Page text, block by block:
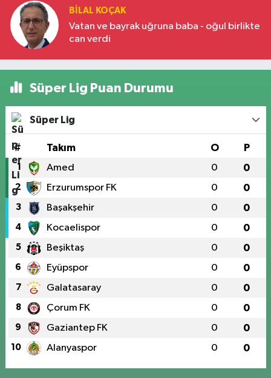
BILAL KOÇAK
Vatan ve bayrak uğruna baba - oğul birlikte
can verdi
Süper Lig Puan Durumu
Süper Lig
# Takım O P
1 Amed 0 0
2 Erzurumspor FK 0 0
3 Başakşehir 0 0
4 Kocaelispor 0 0
5 Beşiktaş 0 0
6 Eyüpspor 0 0
7 Galatasaray 0 0
8 Çorum FK 0 0
9 Gaziantep FK 0 0
10 Alanyaspor 0 0